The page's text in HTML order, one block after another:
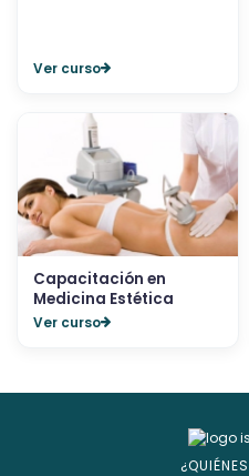
Ver curso
Capacitación en
Medicina Estética
Ver curso